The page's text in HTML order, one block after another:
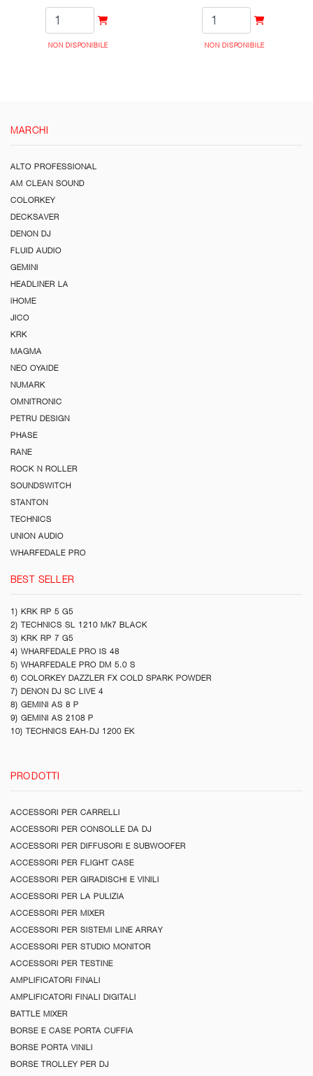
NON DISPONIBILE NON DISPONIBILE
MARCHI
ALTO PROFESSIONAL
AM CLEAN SOUND
COLORKEY
DECKSAVER
DENON DJ
FLUID AUDIO
GEMINI
HEADLINER LA
iHOME
JICO
KRK
MAGMA
NEO OYAIDE
NUMARK
OMNITRONIC
PETRU DESIGN
PHASE
RANE
ROCK N ROLLER
SOUNDSWITCH
STANTON
TECHNICS
UNION AUDIO
WHARFEDALE PRO
BEST SELLER
1) KRK RP 5 G5
2) TECHNICS SL 1210 Mk7 BLACK
3) KRK RP 7 G5
4) WHARFEDALE PRO IS 48
5) WHARFEDALE PRO DM 5.0 S
6) COLORKEY DAZZLER FX COLD SPARK POWDER
7) DENON DJ SC LIVE 4
8) GEMINI AS 8 P
9) GEMINI AS 2108 P
10) TECHNICS EAH-DJ 1200 EK
PRODOTTI
ACCESSORI PER CARRELLI
ACCESSORI PER CONSOLLE DA DJ
ACCESSORI PER DIFFUSORI E SUBWOOFER
ACCESSORI PER FLIGHT CASE
ACCESSORI PER GIRADISCHI E VINILI
ACCESSORI PER LA PULIZIA
ACCESSORI PER MIXER
ACCESSORI PER SISTEMI LINE ARRAY
ACCESSORI PER STUDIO MONITOR
ACCESSORI PER TESTINE
AMPLIFICATORI FINALI
AMPLIFICATORI FINALI DIGITALI
BATTLE MIXER
BORSE E CASE PORTA CUFFIA
BORSE PORTA VINILI
BORSE TROLLEY PER DJ